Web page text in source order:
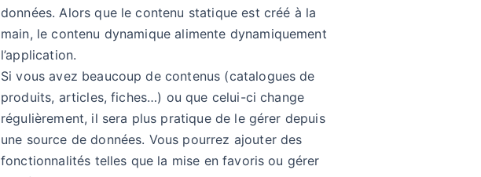
données. Alors que le contenu statique est créé à la
main, le contenu dynamique alimente dynamiquement
l’application.
Si vous avez beaucoup de contenus (catalogues de
produits, articles, fiches…) ou que celui-ci change
régulièrement, il sera plus pratique de le gérer depuis
une source de données. Vous pourrez ajouter des
fonctionnalités telles que la mise en favoris ou gérer